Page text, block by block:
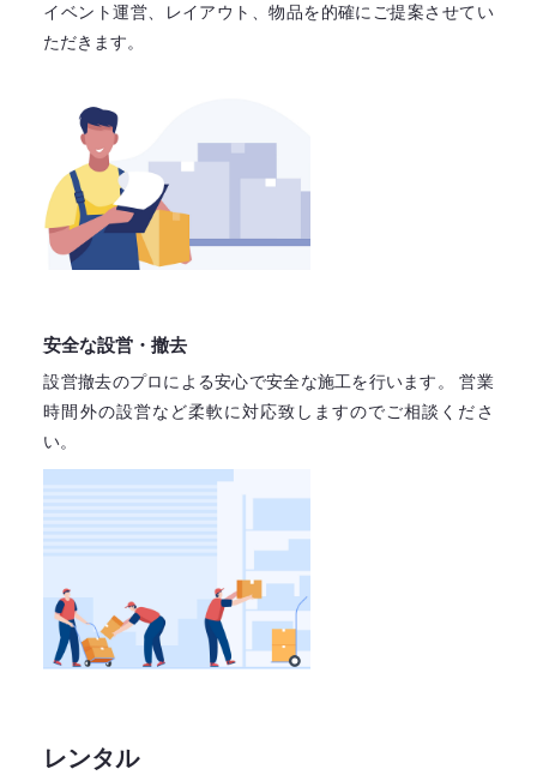
イベント運営、レイアウト、物品を的確にご提案させてい
ただきます。
安全な設営・撤去
設営撤去のプロによる安心で安全な施工を行います。
営業
時間外の設営など柔軟に対応致しますのでご相談くださ
い。
レンタル